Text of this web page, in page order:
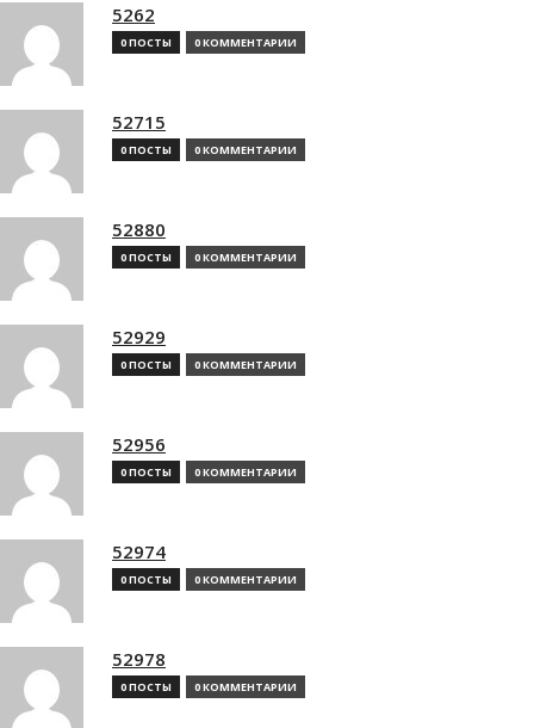
5262
0 ПОСТЫ 0 КОММЕНТАРИИ
52715
0 ПОСТЫ 0 КОММЕНТАРИИ
52880
0 ПОСТЫ 0 КОММЕНТАРИИ
52929
0 ПОСТЫ 0 КОММЕНТАРИИ
52956
0 ПОСТЫ 0 КОММЕНТАРИИ
52974
0 ПОСТЫ 0 КОММЕНТАРИИ
52978
0 ПОСТЫ 0 КОММЕНТАРИИ